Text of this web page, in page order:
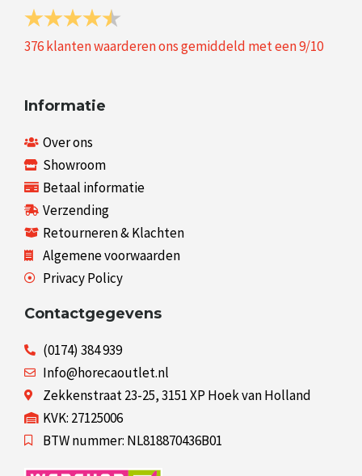
376klanten waarderen ons gemiddeld met een9/10
Informatie
Over ons
Showroom
Betaal informatie
Verzending
Retourneren & Klachten
Algemene voorwaarden
Privacy Policy
Contactgegevens
(0174) 384 939
Info@horecaoutlet.nl
Zekkenstraat 23-25, 3151 XP Hoek van Holland
KVK: 27125006
BTW nummer: NL818870436B01